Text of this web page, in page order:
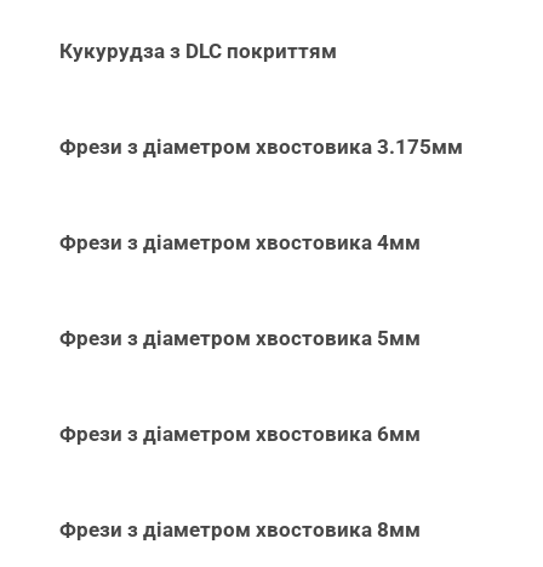
Кукурудза з DLC покриттям
Фрези з діаметром хвостовика 3.175мм
Фрези з діаметром хвостовика 4мм
Фрези з діаметром хвостовика 5мм
Фрези з діаметром хвостовика 6мм
Фрези з діаметром хвостовика 8мм